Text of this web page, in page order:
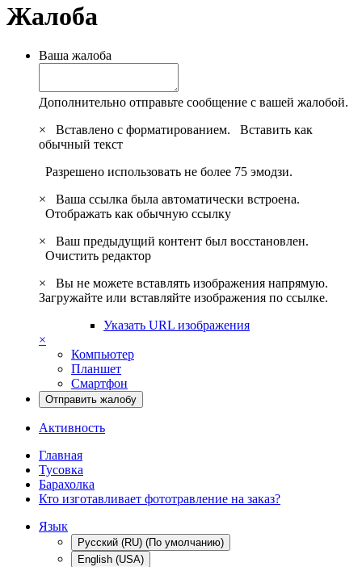
Жалоба
Ваша жалоба
Дополнительно отправьте сообщение с вашей жалобой.
×
Вставлено с форматированием. Вставить как
обычный текст
Разрешено использовать не более 75 эмодзи.
×
Ваша ссылка была автоматически встроена.
Отображать как обычную ссылку
×
Ваш предыдущий контент был восстановлен.
Очистить редактор
×
Вы не можете вставлять изображения напрямую.
Загружайте или вставляйте изображения по ссылке.
Указать URL изображения
×
Компьютер
Планшет
Смартфон
Отправить жалобу
Активность
Главная
Тусовка
Барахолка
Кто изготавливает фототравление на заказ?
Язык
Русский (RU) (По умолчанию)
English (USA)